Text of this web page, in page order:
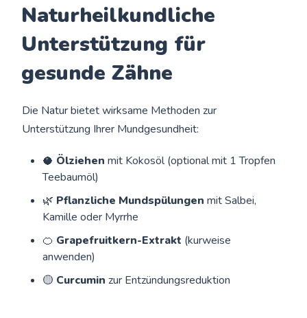
Naturheilkundliche
Unterstützung für
gesunde Zähne
Die Natur bietet wirksame Methoden zur
Unterstützung Ihrer Mundgesundheit:
🥥 Ölziehen mit Kokosöl (optional mit 1 Tropfen
Teebaumöl)
🌿 Pflanzliche Mundspülungen mit Salbei,
Kamille oder Myrrhe
🍊 Grapefruitkern-Extrakt (kurweise
anwenden)
🟡 Curcumin zur Entzündungsreduktion